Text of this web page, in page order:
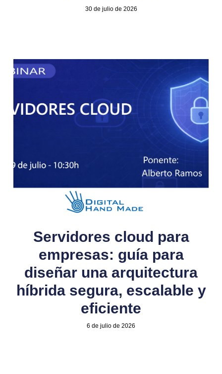
30 de julio de 2026
Servidores cloud para
empresas: guía para
diseñar una arquitectura
híbrida segura, escalable y
eficiente
6 de julio de 2026